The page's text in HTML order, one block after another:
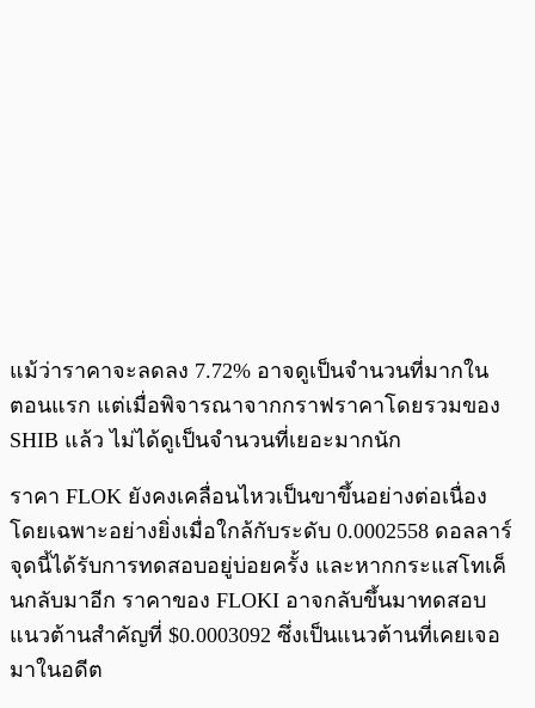
แม้ว่าราคาจะลดลง 7.72% อาจดูเป็นจำนวนที่มากใน
ตอนแรก แต่เมื่อพิจารณาจากกราฟราคาโดยรวมของ
SHIB แล้ว ไม่ได้ดูเป็นจำนวนที่เยอะมากนัก
ราคา FLOK ยังคงเคลื่อนไหวเป็นขาขึ้นอย่างต่อเนื่อง
โดยเฉพาะอย่างยิ่งเมื่อใกล้กับระดับ 0.0002558 ดอลลาร์
จุดนี้ได้รับการทดสอบอยู่บ่อยครั้ง และหากกระแสโทเค็
นกลับมาอีก ราคาของ FLOKI อาจกลับขึ้นมาทดสอบ
แนวต้านสำคัญที่ $0.0003092 ซึ่งเป็นแนวต้านที่เคยเจอ
มาในอดีต